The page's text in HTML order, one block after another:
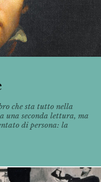
che sta tutto nella
una seconda lettura, ma
di persona: la